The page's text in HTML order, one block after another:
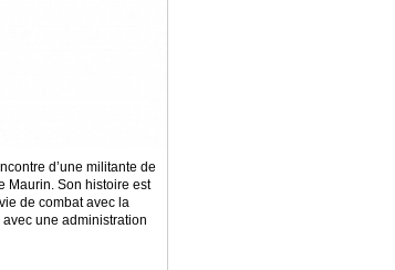
d’une militante de
Maurin. Son histoire est
vie de combat avec la
avec une administration